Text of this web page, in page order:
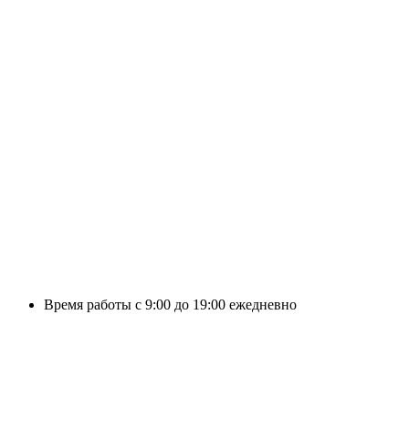
Время работы с 9:00 до 19:00 ежедневно